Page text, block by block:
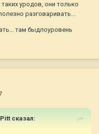
уродов, они только
разговаривать...
там быдлоуровень
сказал: